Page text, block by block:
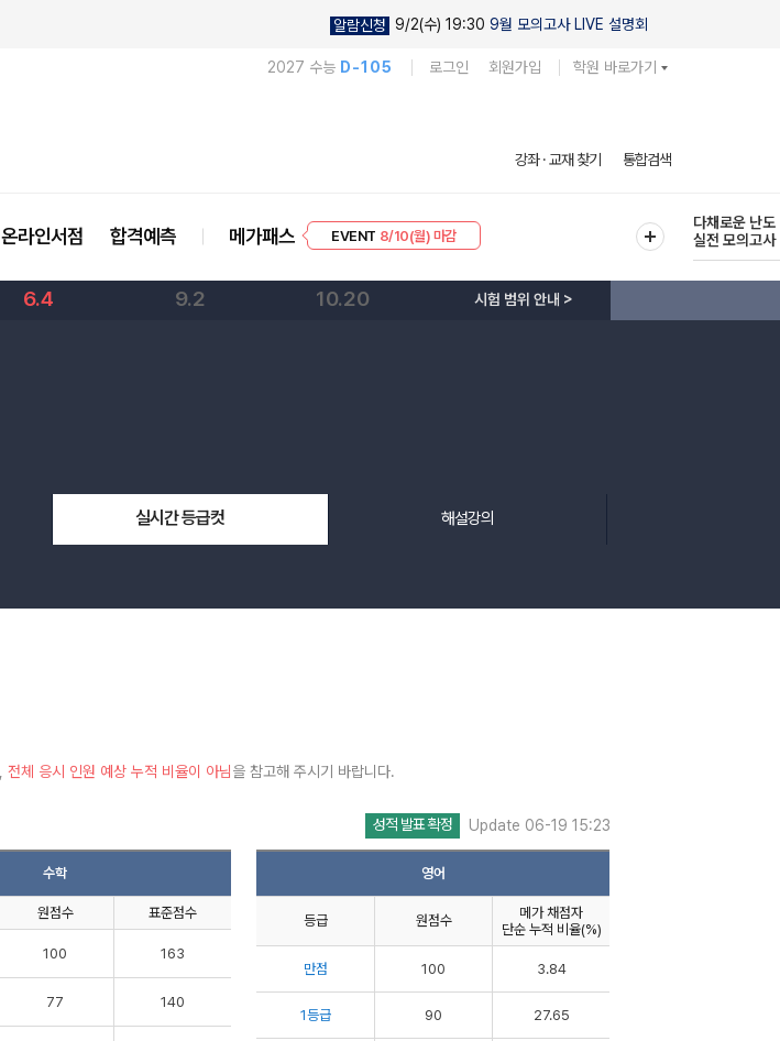
알람신청 9/2(수) 19:30 9월 모의고사 LIVE 설명회
2027 수능 D-105 로그인 회원가입 학원 바로가기
강좌 · 교재 찾기 통합검색
온라인서점 합격예측 메가패스
EVENT 8/10(월) 마감
다채로운 난도
실전 모의고사
6.4 9.2 10.20 시험 범위 안내 >
실시간 등급컷 해설강의
전체 응시 인원 예상 누적 비율이 아님을 참고해 주시기 바랍니다.
성적 발표 확정 Update 06-19 15:23
수학
원점수 표준점수
100 163
77 140
영어
등급 원점수
메가 채점자
단순 누적 비율(%)
만점 100 3.84
1등급 90 27.65